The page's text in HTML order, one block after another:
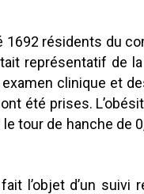
1692 résidents du
représentatif de
clinique et
été prises.
tour de hanche de
l’objet d’un suivi